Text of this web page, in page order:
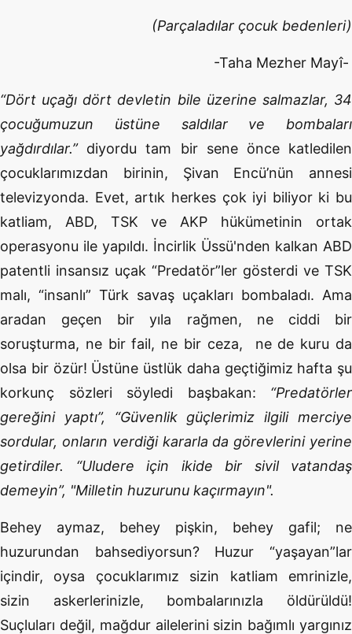
(Parçaladılar çocuk bedenleri)
-Taha Mezher Mayî-
“Dört uçağı dört devletin bile üzerine salmazlar, 34
çocuğumuzun üstüne saldılar ve bombaları
yağdırdılar.” diyordu tam bir sene önce katledilen
çocuklarımızdan birinin, Şivan Encü’nün annesi
televizyonda. Evet, artık herkes çok iyi biliyor ki bu
katliam, ABD, TSK ve AKP hükümetinin ortak
operasyonu ile yapıldı. İncirlik Üssü'nden kalkan ABD
patentli insansız uçak “Predatör”ler gösterdi ve TSK
malı, “insanlı” Türk savaş uçakları bombaladı. Ama
aradan geçen bir yıla rağmen, ne ciddi bir
soruşturma, ne bir fail, ne bir ceza, ne de kuru da
olsa bir özür! Üstüne üstlük daha geçtiğimiz hafta şu
korkunç sözleri söyledi başbakan: “Predatörler
gereğini yaptı”, “Güvenlik güçlerimiz ilgili merciye
sordular, onların verdiği kararla da görevlerini yerine
getirdiler. “Uludere için ikide bir sivil vatandaş
demeyin”, "Milletin huzurunu kaçırmayın".
Behey aymaz, behey pişkin, behey gafil; ne
huzurundan bahsediyorsun? Huzur “yaşayan”lar
içindir, oysa çocuklarımız sizin katliam emrinizle,
sizin askerlerinizle, bombalarınızla öldürüldü!
Suçluları değil, mağdur ailelerini sizin bağımlı yargınız